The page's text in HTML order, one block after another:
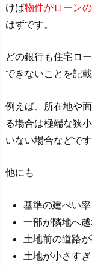
けば物件がローン
はずです。
どの銀行も住宅ロ
できないことを記載
例えば、所在地や
る場合は極端な狭
いない場合などです
他にも
基準の建ぺい
一部が隣地へ
土地前の道路
土地が小さすぎ